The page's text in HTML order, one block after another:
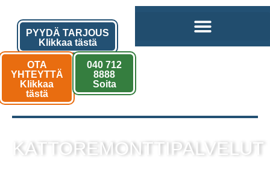
PYYDÄ TARJOUS
Klikkaa tästä
OTA
YHTEYTTÄ
Klikkaa
tästä
040 712
8888
Soita
KATTOREMONTTIPALVELUT